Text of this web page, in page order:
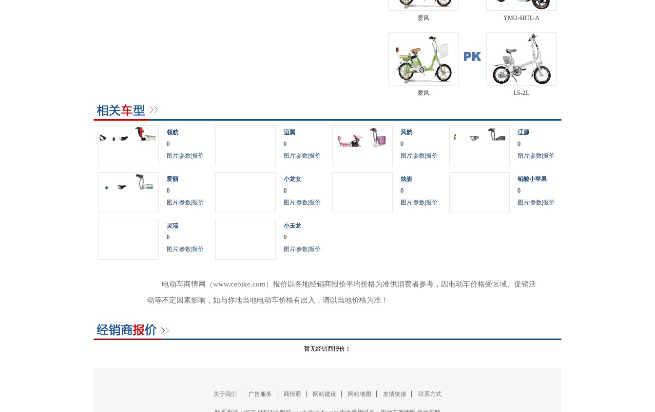
爱风 YMO-6BTL-A
爱风 LS-2L
领航
0
图片参数报价
迈腾
0
图片参数报价
风韵
0
图片参数报价
辽源
0
图片参数报价
爱丽
0
图片参数报价
小龙女
0
图片参数报价
炫姿
0
图片参数报价
铅酸小苹果
0
图片参数报价
灵瑞
0
图片参数报价
小玉龙
0
图片参数报价
电动车商情网（www.cebike.com）报价以各地经销商报价平均价格为准供消费者参考，因电动车价格受区域、促销活
动等不定因素影响，如与你地当地电动车价格有出入，请以当地价格为准！
暂无经销商报价！
关于我们 广告服务 商情通 网站建设 网站地图 友情链接 联系方式